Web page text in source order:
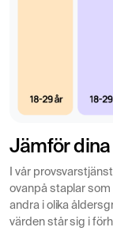
Jämför
I vår
ovanpå staplar
andra i olika
värden står sig i